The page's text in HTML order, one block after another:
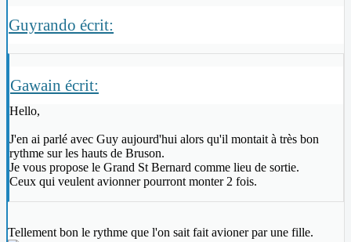
Guyrando écrit:
Gawain écrit:
Hello,
J'en ai parlé avec Guy aujourd'hui alors qu'il montait à très bon
rythme sur les hauts de Bruson.
Je vous propose le Grand St Bernard comme lieu de sortie.
Ceux qui veulent avionner pourront monter 2 fois.
Tellement bon le rythme que l'on sait fait avioner par une fille.